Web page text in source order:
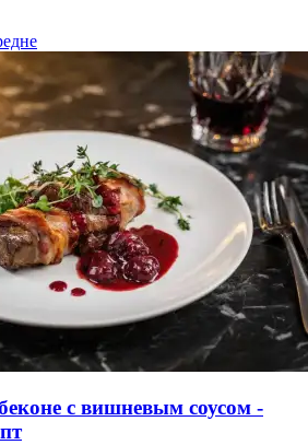
с вишневым соусом -